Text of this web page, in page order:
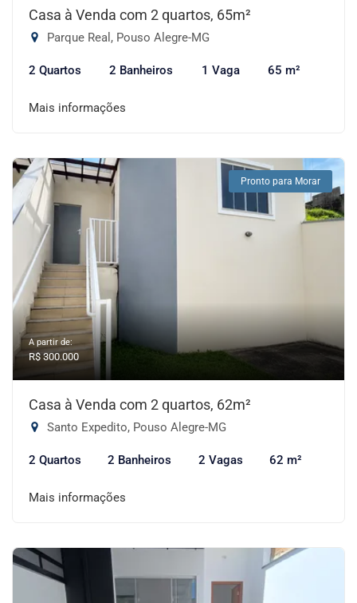
Casa à Venda com 2 quartos, 65m²
Parque Real, Pouso Alegre-MG
2 Quartos 2 Banheiros 1 Vaga 65 m²
Mais informações
Pronto para Morar
A partir de:
R$ 300.000
Casa à Venda com 2 quartos, 62m²
Santo Expedito, Pouso Alegre-MG
2 Quartos 2 Banheiros 2 Vagas 62 m²
Mais informações